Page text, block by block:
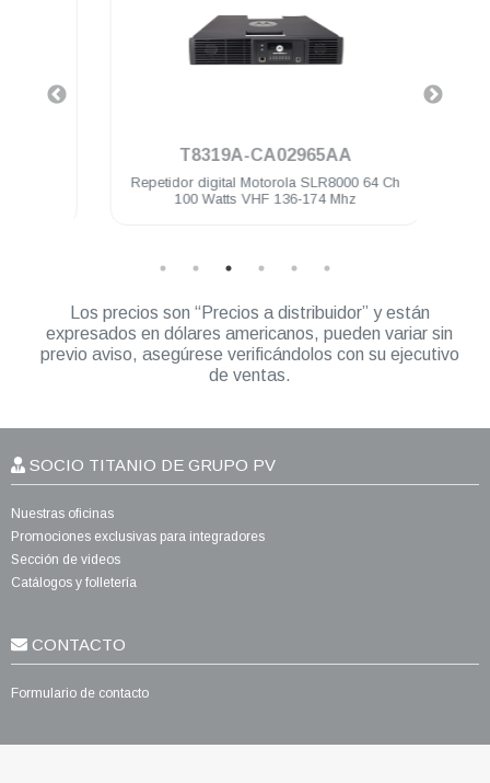
T8319A-CA02965AA
Repetidor digital Motorola SLR8000 64 Ch
100 Watts VHF 136-174 Mhz
Los precios son “Precios a distribuidor” y están
expresados en dólares americanos, pueden variar sin
previo aviso, asegúrese verificándolos con su ejecutivo
de ventas.
SOCIO TITANIO DE GRUPO PV
Nuestras oficinas
Promociones exclusivas para integradores
Sección de videos
Catálogos y folletería
CONTACTO
Formulario de contacto